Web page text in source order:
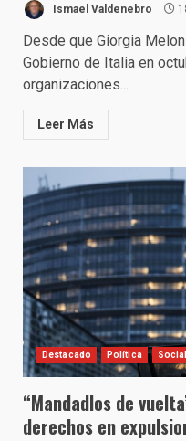
Ismael Valdenebro
Desde que Giorgia
Gobierno de Italia en
organizaciones...
Leer Más
Destacado Política Social
“Mandadlos de
derechos en